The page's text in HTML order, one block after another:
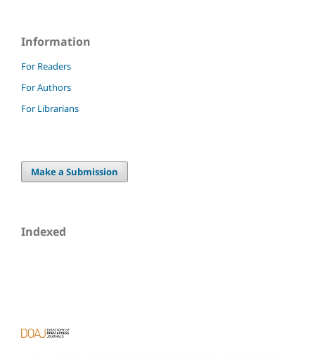
Information
For Readers
For Authors
For Librarians
Make a Submission
Indexed